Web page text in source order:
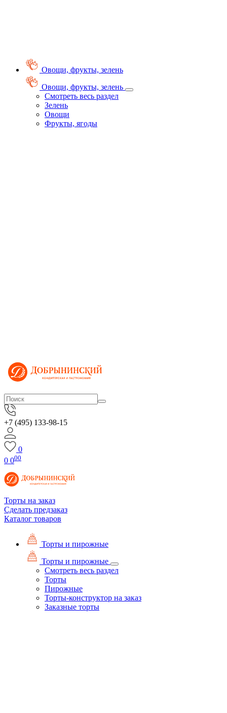
Овощи, фрукты, зелень
Овощи, фрукты, зелень
Смотреть весь раздел
Зелень
Овощи
Фрукты, ягоды
+7 (495) 133-98-15
0
0 000
Торты на заказ
Сделать предзаказ
Каталог товаров
Торты и пирожные
Торты и пирожные
Смотреть весь раздел
Торты
Пирожные
Торты-конструктор на заказ
Заказные торты